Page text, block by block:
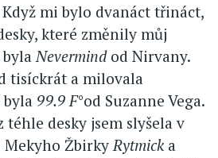
mi bylo dvanáct třináct,
které změnily můj
Nevermindod Nirvany.
tisíckrát a milovala
99.9 F°od Suzanne Vega.
téhle desky jsem slyšela v
Žbirky Rytmick a